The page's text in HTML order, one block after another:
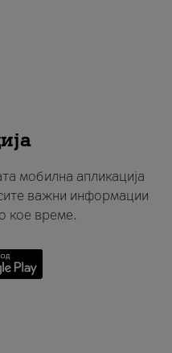
мобилна апликација
важни информации
кое време.